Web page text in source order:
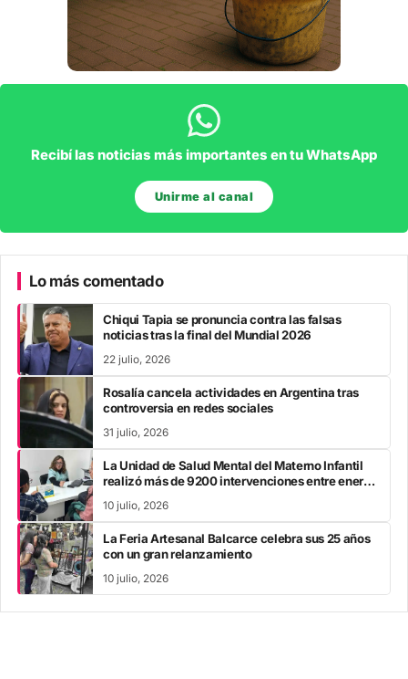
Recibí las noticias más importantes en tu WhatsApp
Unirme al canal
Lo más comentado
Chiqui Tapia se pronuncia contra las falsas
noticias tras la final del Mundial 2026
22 julio, 2026
Rosalía cancela actividades en Argentina tras
controversia en redes sociales
31 julio, 2026
La Unidad de Salud Mental del Materno Infantil
realizó más de 9200 intervenciones entre enero
10 julio, 2026
La Feria Artesanal Balcarce celebra sus 25 años
con un gran relanzamiento
10 julio, 2026